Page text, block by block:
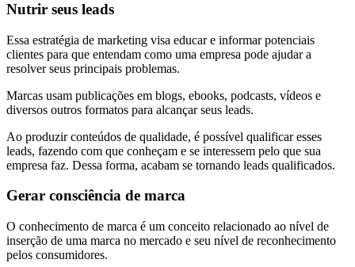
Nutrir seus leads
Essa estratégia de marketing visa educar e informar potenciais
clientes para que entendam como uma empresa pode ajudar a
resolver seus principais problemas.
Marcas usam publicações em blogs, ebooks, podcasts, vídeos e
diversos outros formatos para alcançar seus leads.
Ao produzir conteúdos de qualidade, é possível qualificar esses
leads, fazendo com que conheçam e se interessem pelo que sua
empresa faz. Dessa forma, acabam se tornando leads qualificados.
Gerar consciência de marca
O conhecimento de marca é um conceito relacionado ao nível de
inserção de uma marca no mercado e seu nível de reconhecimento
pelos consumidores.